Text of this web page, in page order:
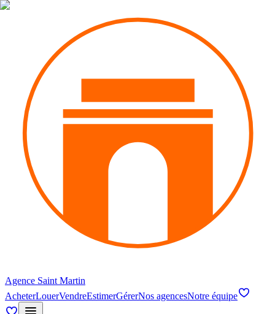
Agence Saint Martin
AcheterLouerVendreEstimerGérerNos agencesNotre équipe